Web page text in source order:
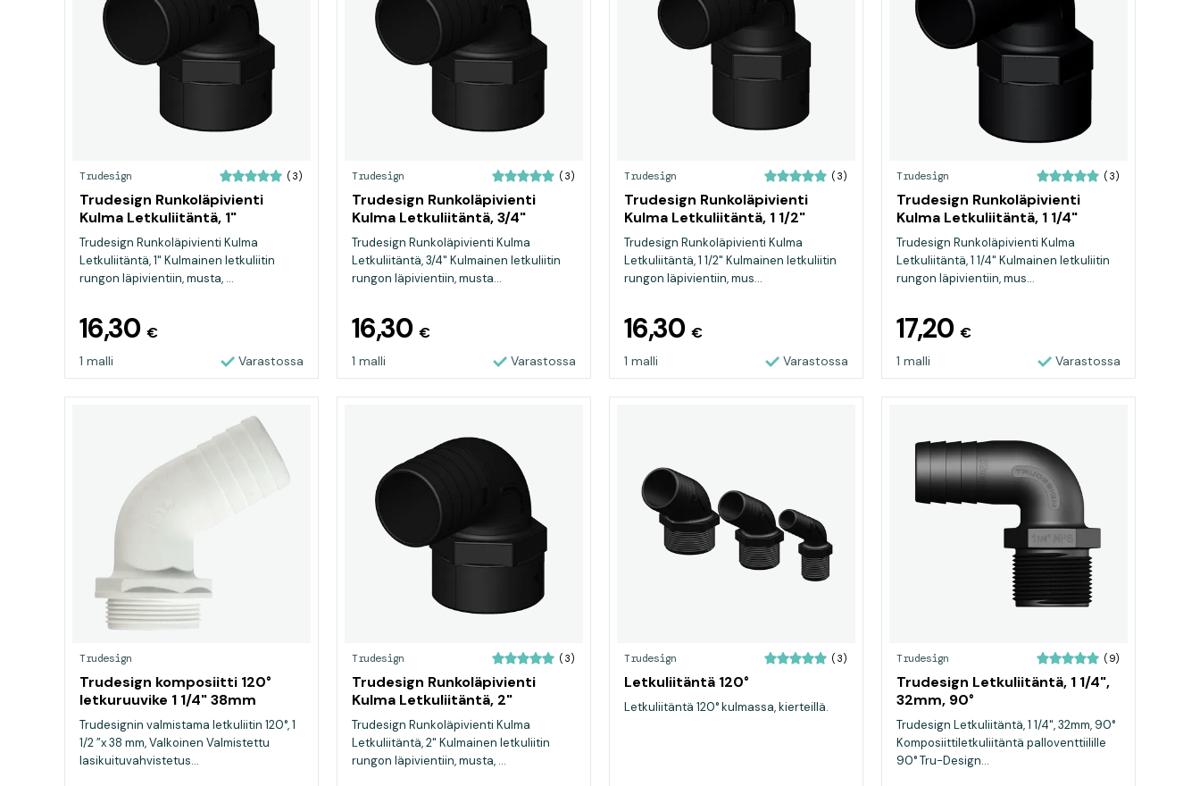
Trudesign (3)
Trudesign Runkoläpivienti
Kulma Letkuliitäntä, 1"
Trudesign Runkoläpivienti Kulma
Letkuliitäntä, 1" Kulmainen letkuliitin
rungon läpivientiin, musta, ...
16,30 €
1 malli Varastossa
Trudesign (3)
Trudesign Runkoläpivienti
Kulma Letkuliitäntä, 3/4"
Trudesign Runkoläpivienti Kulma
Letkuliitäntä, 3/4" Kulmainen letkuliitin
rungon läpivientiin, musta...
16,30 €
1 malli Varastossa
Trudesign (3)
Trudesign Runkoläpivienti
Kulma Letkuliitäntä, 1 1/2"
Trudesign Runkoläpivienti Kulma
Letkuliitäntä, 1 1/2" Kulmainen letkuliitin
rungon läpivientiin, mus...
16,30 €
1 malli Varastossa
Trudesign (3)
Trudesign Runkoläpivienti
Kulma Letkuliitäntä, 1 1/4"
Trudesign Runkoläpivienti Kulma
Letkuliitäntä, 1 1/4" Kulmainen letkuliitin
rungon läpivientiin, mus...
17,20 €
1 malli Varastossa
Trudesign
Trudesign komposiitti 120°
letkuruuvike 1 1/4" 38mm
Trudesignin valmistama letkuliitin 120°, 1
1/2 ”x 38 mm, Valkoinen Valmistettu
lasikuituvahvistetus...
Trudesign (3)
Trudesign Runkoläpivienti
Kulma Letkuliitäntä, 2"
Trudesign Runkoläpivienti Kulma
Letkuliitäntä, 2" Kulmainen letkuliitin
rungon läpivientiin, musta, ...
Trudesign (3)
Letkuliitäntä 120°
Letkuliitäntä 120° kulmassa, kierteillä.
Trudesign (9)
Trudesign Letkuliitäntä, 1 1/4",
32mm, 90°
Trudesign Letkuliitäntä, 1 1/4", 32mm, 90°
Komposiittiletkuliitäntä palloventtiilille
90° Tru-Design...